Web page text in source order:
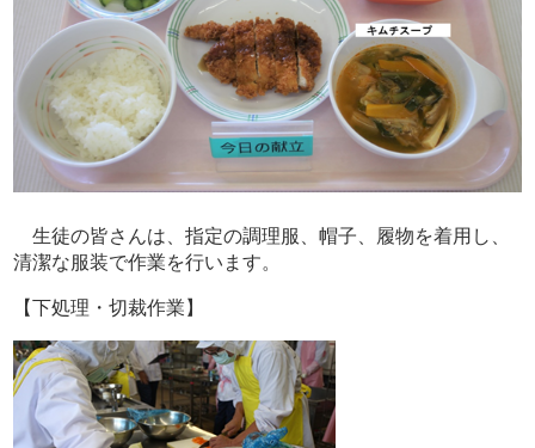
生徒の皆さんは、指定の調理服、帽子、履物を着用し、
清潔な服装で作業を行います。
【下処理・切裁作業】